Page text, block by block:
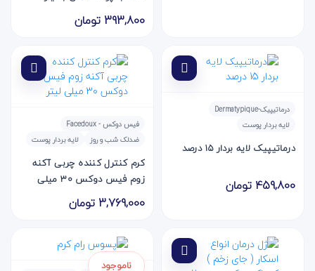
میلی لیتر
393,800 تومان
درماتیپیک-Dermatypique
لایه بردار پوست
درماتیپیک لایه بردار 15 درصد
459,800 تومان
فیس دوکس - Facedoux
ضدلک شب و روز
لایه بردار پوست
کرم کنترل کننده چربی آکنه
زوم فیس دوکس ۳۰ میلی
3,769,000 تومان
ناموجود